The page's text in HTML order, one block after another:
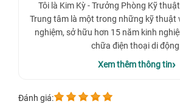
Tôi là Kim Kỳ - Trưởng Phòng Kỹ
Trung tâm là một trong những kỹ thuật
nghiệm, sở hữu hơn 15 năm kinh
chữa điện thoại di
Xem thêm thông tin
Đánh giá: